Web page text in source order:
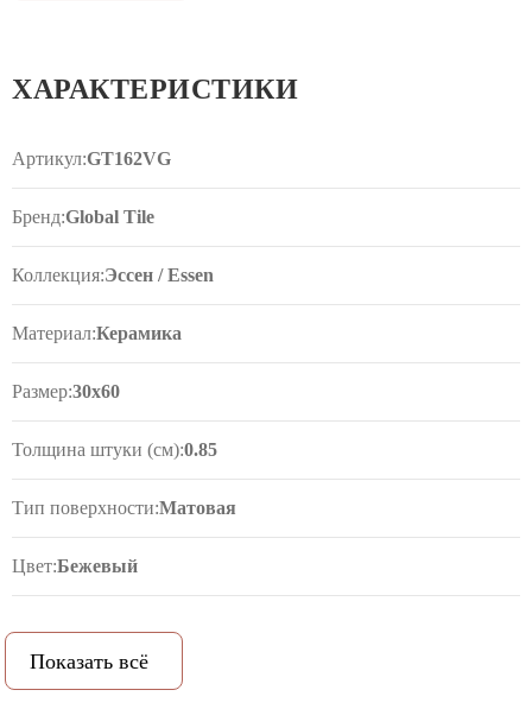
ХАРАКТЕРИСТИКИ
Артикул:GT162VG
Бренд:Global Tile
Коллекция:Эссен / Essen
Материал:Керамика
Размер:30x60
Толщина штуки (см):0.85
Тип поверхности:Матовая
Цвет:Бежевый
Показать всё